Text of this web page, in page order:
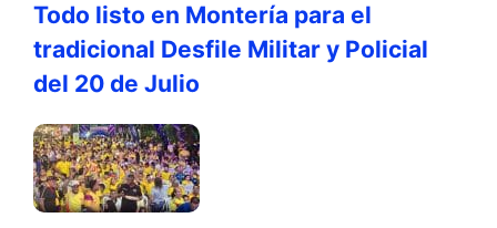
Todo listo en Montería para el
tradicional Desfile Militar y Policial
del 20 de Julio